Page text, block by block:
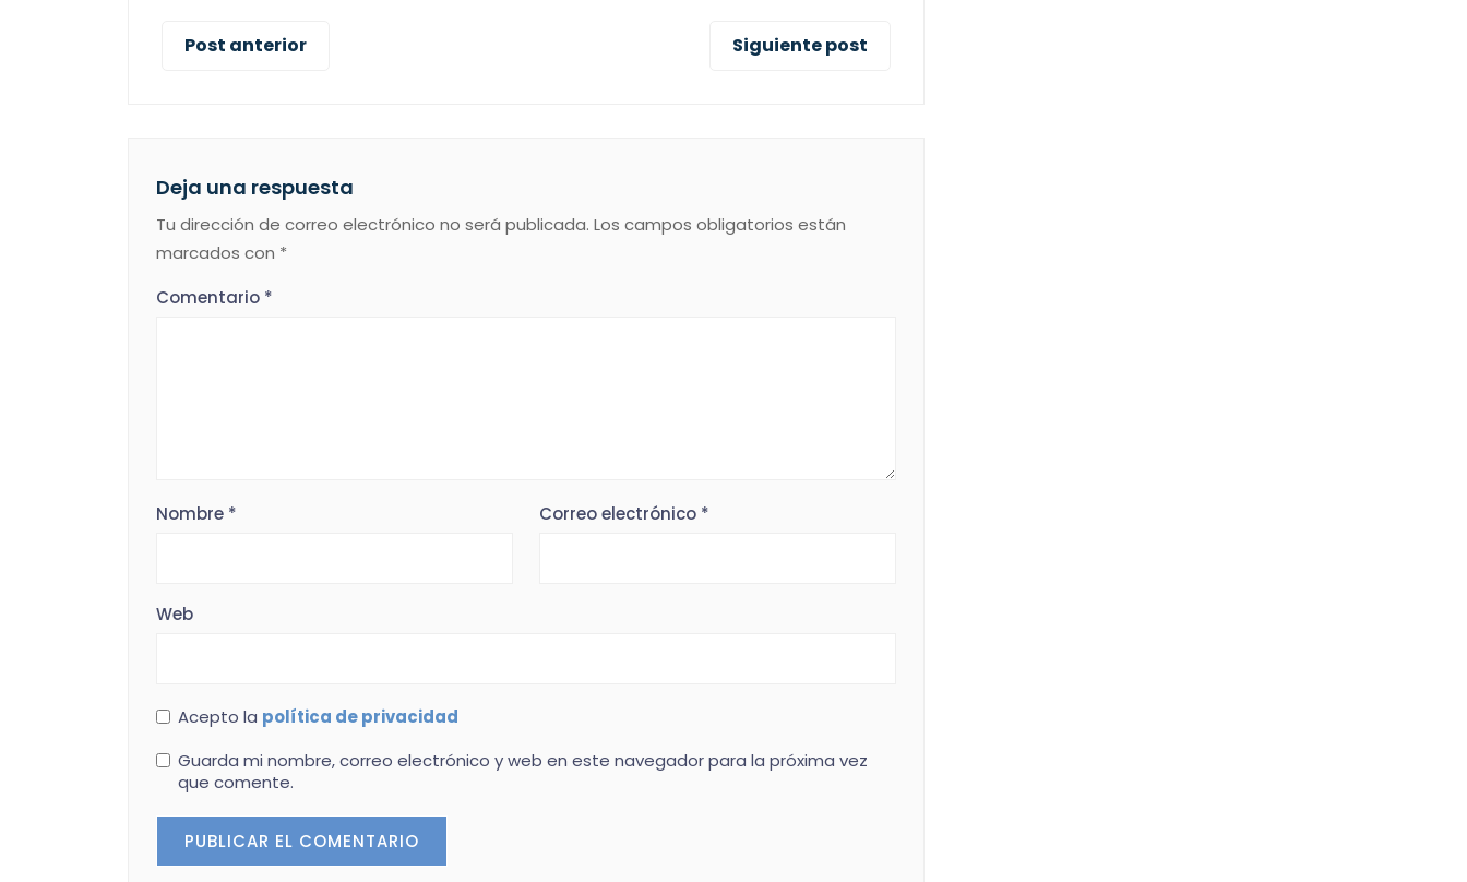
Post anterior Siguiente post
Deja una respuesta
Tu dirección de correo electrónico no será publicada. Los campos obligatorios están
marcados con *
Comentario *
Nombre * Correo electrónico *
Web
Acepto la política de privacidad
Guarda mi nombre, correo electrónico y web en este navegador para la próxima vez
que comente.